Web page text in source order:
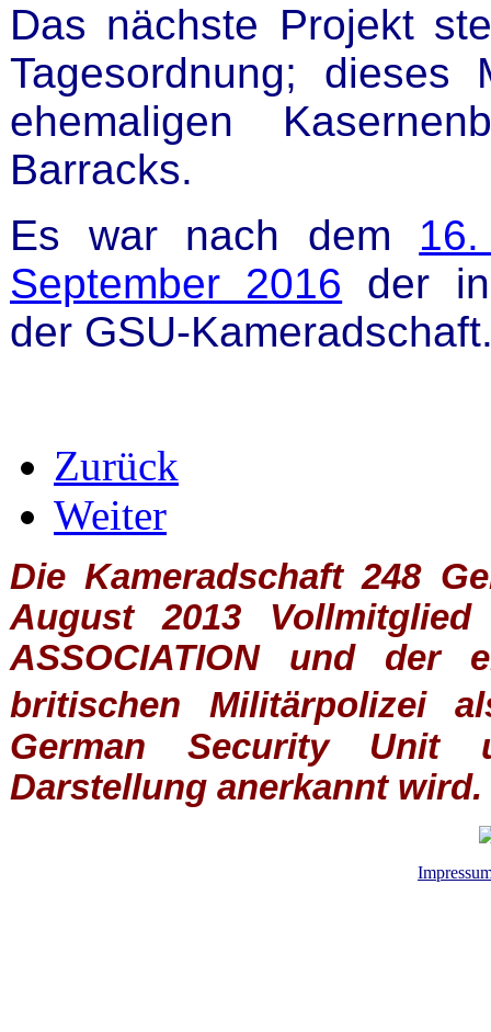
Das nächste Projekt
Tagesordnung;
ehemaligen
Barracks.
Es war nach dem
September 2016 der
der GSU-
Zurück
Weiter
Die Kameradschaft 248
August 2013
ASSOCIATIONund der
britischen
Militärpolizei
German Security Unit
Darstellung anerkannt wird.